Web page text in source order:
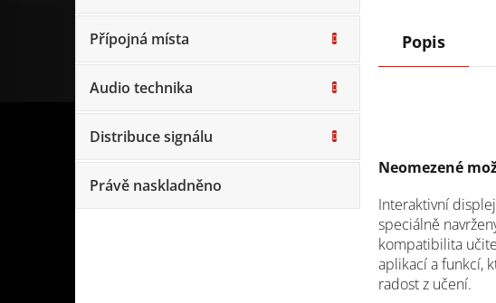
Přípojná místa
Audio technika
Distribuce signálu
Právě naskladněno
Popis
Neomezené
Interaktivní
speciálně
kompatibilita
aplikací a funkcí,
radost z učení.